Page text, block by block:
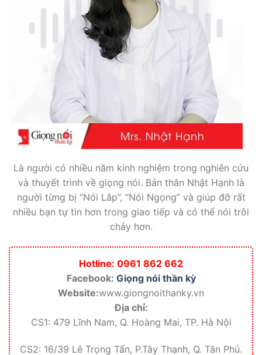
Là người có nhiều năm kinh nghiệm trong nghiên cứu
và thuyết trình về giọng nói. Bản thân Nhật Hạnh là
người từng bị “Nói Lắp”, “Nói Ngọng” và giúp đỡ rất
nhiều bạn tự tin hơn trong giao tiếp và có thể nói trôi
chảy hơn.
Hotline: 0961 862 662
Facebook: Giọng nói thần kỳ
Website:www.giongnoithanky.vn
Địa chỉ:
CS1: 479 Lĩnh Nam, Q. Hoàng Mai, TP. Hà Nội
CS2: 16/39 Lê Trọng Tấn, P.Tây Thạnh, Q. Tân Phú.